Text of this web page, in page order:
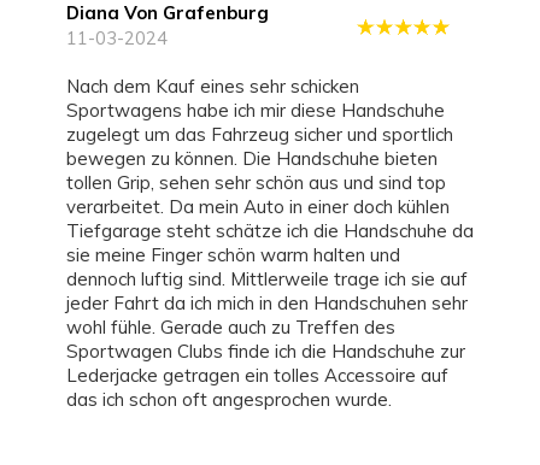
Diana Von Grafenburg
11-03-2024
Nach dem Kauf eines sehr schicken
Sportwagens habe ich mir diese Handschuhe
zugelegt um das Fahrzeug sicher und sportlich
bewegen zu können. Die Handschuhe bieten
tollen Grip, sehen sehr schön aus und sind top
verarbeitet. Da mein Auto in einer doch kühlen
Tiefgarage steht schätze ich die Handschuhe da
sie meine Finger schön warm halten und
dennoch luftig sind. Mittlerweile trage ich sie auf
jeder Fahrt da ich mich in den Handschuhen sehr
wohl fühle. Gerade auch zu Treffen des
Sportwagen Clubs finde ich die Handschuhe zur
Lederjacke getragen ein tolles Accessoire auf
das ich schon oft angesprochen wurde.